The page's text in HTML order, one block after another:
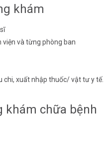
khám
viện và từng phòng ban
chi, xuất nhập thuốc/ vật tư y tế.
khám chữa bệnh